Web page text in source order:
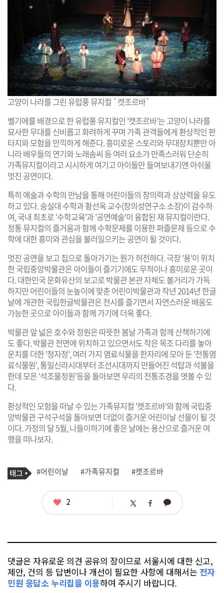
고양이 나라를 그린 유럽풍 뮤지컬 `캣조르바`
벨기에를 배경으로 한 유럽풍 뮤지컬인 '캣조르바'는 고양이 나라를
묘사한 무대를 신비롭고 화려하게 꾸며 가족 관객들에게 환상적인 판
타지와 모험을 만끽하게 해준다. 흥미로운 스토리와 무대장치뿐만 아
니라 배우들의 연기와 노래솜씨 등 여러 요소가 만족스러워 단순히
가족뮤지컬이라고 시시하게 여기고 아이들만 들여보내기엔 아쉬울
멋진 공연이다.
특히 예술과 수학의 만남을 통해 어린이들의 창의력과 상상력을 유도
하고 있다. 숭실대 수학과 황선옥 교수(창의성연구소 소장)이 감수하
여, 국내 최초로 '수학교육'과 '공연예술'이 융합된 재 뮤지컬이란다.
정통 뮤지컬의 즐거움과 함께 수학문제를 이용한 퍼즐문제 등으로 수
학에 대한 흥미와 관심을 불러일으키는 공연이 될 것이다.
멋진 공연을 보고 집으로 돌아가기는 뭔가 허전하다. 극장 '용'이 위치
한 국립중앙박물관은 아이들이 즐기기에도 무척이나 흥미로운 곳이
다. 대한민국 문화유산의 보고로 박물관 본관 자체도 볼거리가 가득
하지만 어린이들의 눈높이에 맞춘 어린이박물관과 작년 2014년 한글
날에 개관한 국립한글박물관은 전시를 즐기면서 자연스러운 배움도
가능한 곳으로 아이들과 함께 가기에 더욱 좋다.
박물관 앞 넓은 호수와 정원은 따뜻한 봄날 가족과 함께 산책하기에
도 좋다. 박물관 전면에 위치하고 있으면서도 작은 목조 다리를 놓아
운치를 더한 '청자정', 여러 가지 염료식물을 한자리에 모아 둔 '전통염
료식물원', 통일신라시대부터 조선시대까지 만들어진 석탑과 석불을
한데 모은 '석조물정원'등을 돌아보면 우리의 전통조경을 엿볼 수 있
다.
환상적인 모험을 떠날 수 있는 가족뮤지컬 '캣조르바'와 함께 국립중
앙박물관 구석구석을 돌아보면 더없이 즐거운 어린이날 선물이 될 것
이다. 가정의 달 5월, 나들이하기에 좋은 날에는 용산으로 즐거운 여
행을 떠나보자.
기
사
태
그
#어린이날 #가족뮤지컬 #캣조르바
좋
2 트 페 카
댓글은 자유로운 의견 공유의 장이므로 서울시에 대한 신고,
제안, 건의 등 답변이나 개선이 필요한 사항에 대해서는 전자
민원 응답소 누리집을 이용하여 주시기 바랍니다.